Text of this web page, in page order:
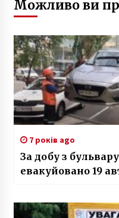
Можливо ви
7 років ago
За добу з
евакуйовано 19